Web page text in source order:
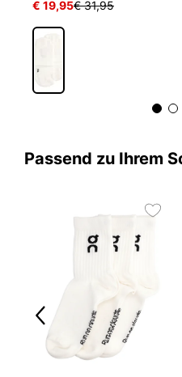
€ 19,95€ 31,95
Passend zu Ihrem